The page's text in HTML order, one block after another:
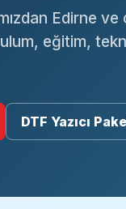
Edirne ve
eğitim,
DTF Yazıcı